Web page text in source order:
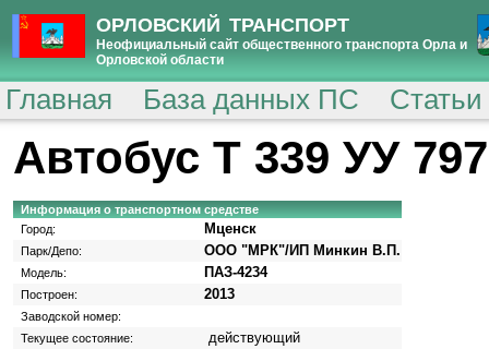
ОРЛОВСКИЙ ТРАНСПОРТ
Неофициальный сайт общественного транспорта Орла и
Орловской области
Главная База данных ПС
Автобус Т 339 УУ 797
Информация о транспортном средстве
Город:
Мценск
Парк/Депо: ООО "МРК"/ИП Минкин В.П.
Модель: ПАЗ-4234
Построен: 2013
Заводской номер:
Текущее состояние:
действующий